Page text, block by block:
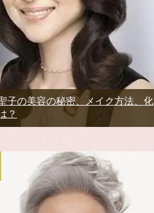
子の美容の秘密、メイク方法、化
？